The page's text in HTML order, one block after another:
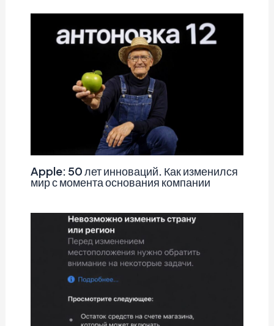
Apple: 50 лет инноваций. Как изменился
мир с момента основания компании